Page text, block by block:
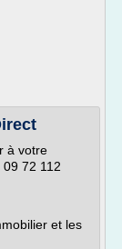
à votre
72 112
et les